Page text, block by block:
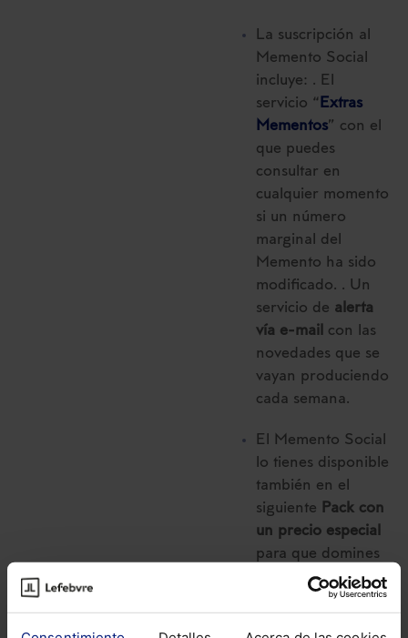
La suscripción al
Memento Social
incluye: . El
servicio “Extras
Mementos” con el
que puedes
consultar en
cualquier momento
si un número
marginal del
Memento ha sido
modificado. . Un
servicio de alerta
vía e-mail con las
novedades que se
vayan produciendo
cada semana.
El Memento Social
lo tienes disponible
también en el
siguiente Pack con
un precio especial
para que domines
todas las
modificaciones en